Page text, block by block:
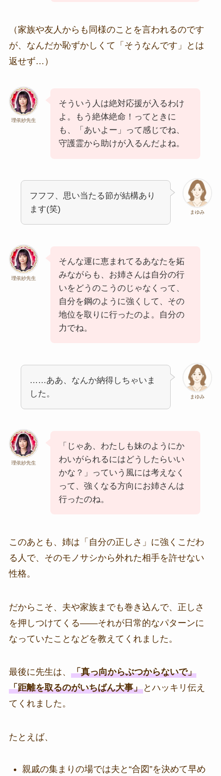
（家族や友人からも同様のことを言われるのです
が、なんだか恥ずかしくて「そうなんです」とは
返せず…）
理依紗先生
そういう人は絶対応援が入るわけ
よ。もう絶体絶命！ってときに
も、「あいよー」って感じでね、
守護霊から助けが入るんだよね。
まゆみ
フフフ、思い当たる節が結構あり
ます(笑)
理依紗先生
そんな運に恵まれてるあなたを妬
みながらも、お姉さんは自分の行
いをどうのこうのじゃなくって、
自分を鋼のように強くして、その
地位を取りに行ったのよ。自分の
力でね。
まゆみ
……ああ、なんか納得しちゃいま
した。
理依紗先生
「じゃあ、わたしも妹のようにか
わいがられるにはどうしたらいい
かな？」っていう風には考えなく
って、強くなる方向にお姉さんは
行ったのね。
このあとも、姉は「自分の正しさ」に強くこだわ
る人で、そのモノサシから外れた相手を許せない
性格。
だからこそ、夫や家族までも巻き込んで、正しさ
を押しつけてくる――それが日常的なパターンに
なっていたことなどを教えてくれました。
最後に先生は、 「真っ向からぶつからないで」
「距離を取るのがいちばん大事」とハッキリ伝え
てくれました。
たとえば、
親戚の集まりの場では夫と“合図”を決めて早め